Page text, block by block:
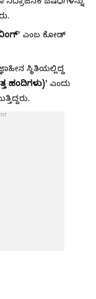
ನಿದ್ರಾಜನಕ ಔಷಧಿಗಳನ್ನು
ಎಂಬ ಕೋಡ್
ಸ್ಥಿತಿಯಲ್ಲಿದ್ದ
ಹಂದಿಗಳು)ʼ ಎಂದು